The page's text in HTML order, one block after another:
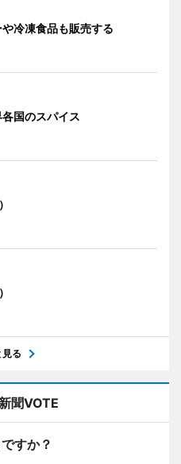
冷凍食品も販売する
国のスパイス
見る
聞VOTE
すか？